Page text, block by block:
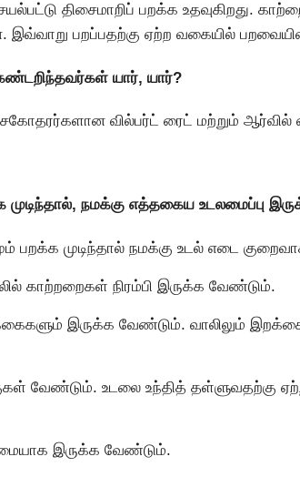
திசைமாறிப் பறக்க உதவுகிறது.
பறப்பதற்கு ஏற்ற வகையில்
யார், யார்?
வில்பர்ட் ரைட் மற்றும்
நமக்கு எத்தகைய உடலமைப்பு
பறக்க முடிந்தால் நமக்கு உடல் எடை
காற்றறைகள் நிரம்பி இருக்க வேண்டும்.
இருக்க வேண்டும். வாலிலும்
வேண்டும். உடலை உந்தித் தள்ளுவதற்கு
இருக்க வேண்டும்.